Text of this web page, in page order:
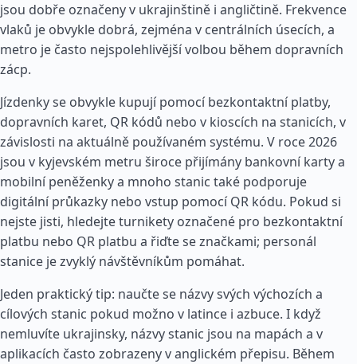
jsou dobře označeny v ukrajinštině i angličtině. Frekvence
vlaků je obvykle dobrá, zejména v centrálních úsecích, a
metro je často nejspolehlivější volbou během dopravních
zácp.
Jízdenky se obvykle kupují pomocí bezkontaktní platby,
dopravních karet, QR kódů nebo v kioscích na stanicích, v
závislosti na aktuálně používaném systému. V roce 2026
jsou v kyjevském metru široce přijímány bankovní karty a
mobilní peněženky a mnoho stanic také podporuje
digitální průkazky nebo vstup pomocí QR kódu. Pokud si
nejste jisti, hledejte turnikety označené pro bezkontaktní
platbu nebo QR platbu a řiďte se značkami; personál
stanice je zvyklý návštěvníkům pomáhat.
Jeden praktický tip: naučte se názvy svých výchozích a
cílových stanic pokud možno v latince i azbuce. I když
nemluvíte ukrajinsky, názvy stanic jsou na mapách a v
aplikacích často zobrazeny v anglickém přepisu. Během